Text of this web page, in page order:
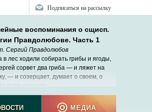
Подписаться на рассылку
воспоминания о сщисп.
Правдолюбове. Часть 1
Сергий Правдолюбов
в лес ходили собирать грибы и ягоды,
сорвет два гриба — и ляжет на
— и созерцает, думает о своем, о
то возвышенном.
МЕДИА